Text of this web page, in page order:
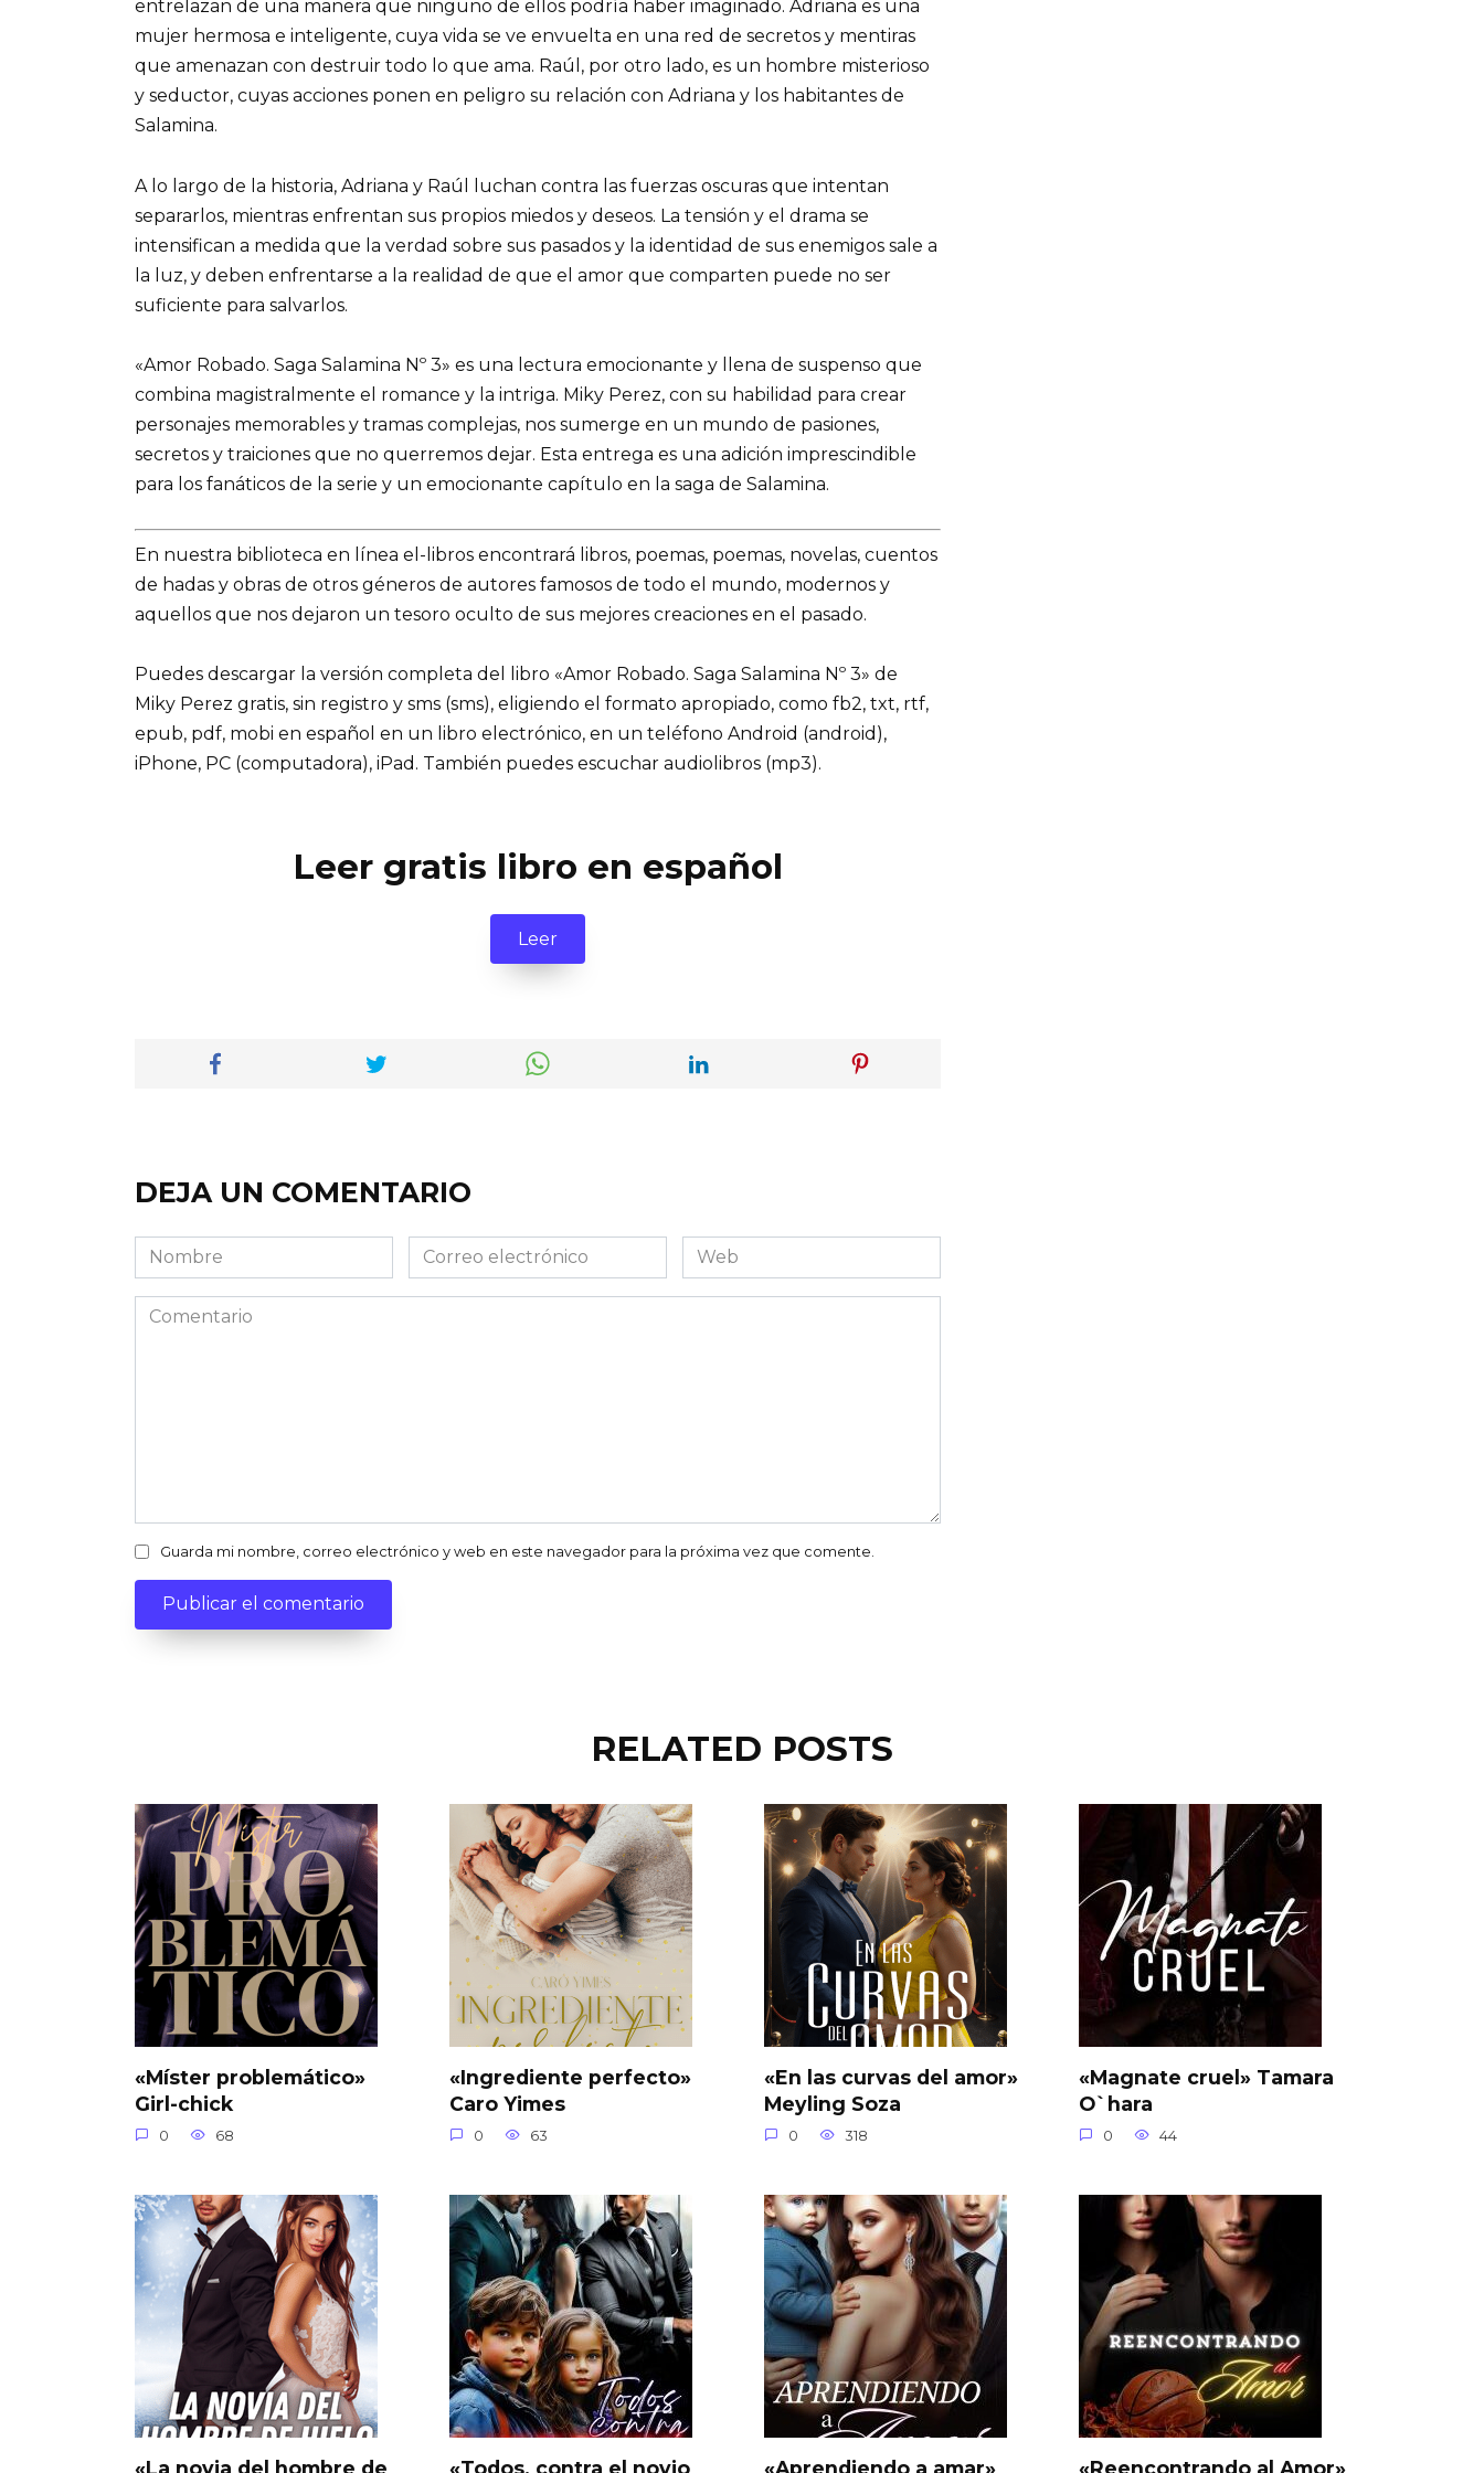
entrelazan de una manera que ninguno de ellos podría haber imaginado. Adriana es una
mujer hermosa e inteligente, cuya vida se ve envuelta en una red de secretos y mentiras
que amenazan con destruir todo lo que ama. Raúl, por otro lado, es un hombre misterioso
y seductor, cuyas acciones ponen en peligro su relación con Adriana y los habitantes de
Salamina.
A lo largo de la historia, Adriana y Raúl luchan contra las fuerzas oscuras que intentan
separarlos, mientras enfrentan sus propios miedos y deseos. La tensión y el drama se
intensifican a medida que la verdad sobre sus pasados ​​y la identidad de sus enemigos sale a
la luz, y deben enfrentarse a la realidad de que el amor que comparten puede no ser
suficiente para salvarlos.
«Amor Robado. Saga Salamina Nº 3» es una lectura emocionante y llena de suspenso que
combina magistralmente el romance y la intriga. Miky Perez, con su habilidad para crear
personajes memorables y tramas complejas, nos sumerge en un mundo de pasiones,
secretos y traiciones que no querremos dejar. Esta entrega es una adición imprescindible
para los fanáticos de la serie y un emocionante capítulo en la saga de Salamina.
En nuestra biblioteca en línea el-libros encontrará libros, poemas, poemas, novelas, cuentos
de hadas y obras de otros géneros de autores famosos de todo el mundo, modernos y
aquellos que nos dejaron un tesoro oculto de sus mejores creaciones en el pasado.
Puedes descargar la versión completa del libro «Amor Robado. Saga Salamina Nº 3» de
Miky Perez gratis, sin registro y sms (sms), eligiendo el formato apropiado, como fb2, txt, rtf,
epub, pdf, mobi en español en un libro electrónico, en un teléfono Android (android),
iPhone, PC (computadora), iPad. También puedes escuchar audiolibros (mp3).
Leer gratis libro en español
Leer
DEJA UN COMENTARIO
Nombre
Correo
electrónico
Web
Comentario
Guarda mi nombre, correo electrónico y web en este navegador para la próxima vez que comente.
RELATED POSTS
«Míster problemático»
Girl-chick
0 68
«Ingrediente perfecto»
Caro Yimes
0 63
«En las curvas del amor»
Meyling Soza
0 318
«Magnate cruel» Tamara
O`hara
0 44
«La novia del hombre de «Todos, contra el novio «Aprendiendo a amar» «Reencontrando al Amor»